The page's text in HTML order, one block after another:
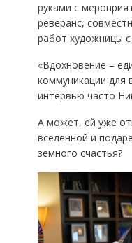
руками с
реверанс,
работ художницы
«Вдохновение –
коммуникации для
интервью часто
А может, ей уже
вселенной и
земного счастья?